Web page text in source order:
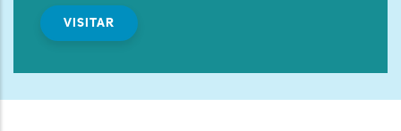
VISITAR